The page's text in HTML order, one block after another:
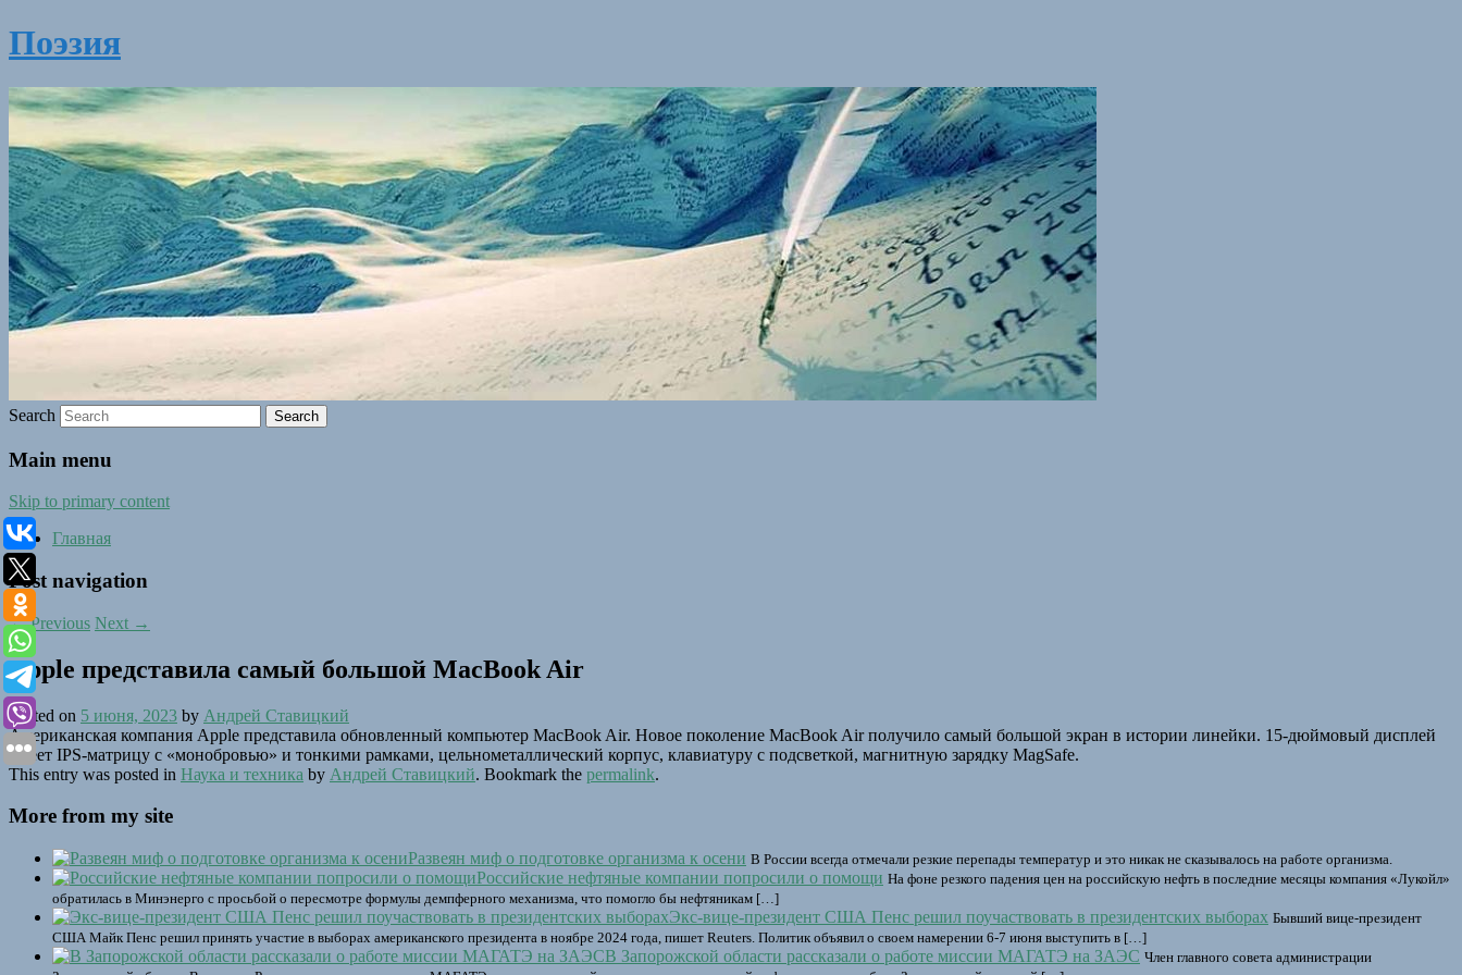
Поэзия
Search
Main menu
Skip to primary content
Главная
Post navigation
←Previous Next →
Apple представила самый большой MacBook Air
Posted on 5 июня, 2023 by Андрей Ставицкий
Американская компания Apple представила обновленный компьютер MacBook Air. Новое поколение MacBook Air получило самый большой экран в истории линейки. 15-дюймовый дисплей
имеет IPS-матрицу с «монобровью» и тонкими рамками, цельнометаллический корпус, клавиатуру с подсветкой, магнитную зарядку MagSafe.
This entry was posted in Наука и техника by Андрей Ставицкий. Bookmark the permalink.
More from my site
Развеян миф о подготовке организма к осени В России всегда отмечали резкие перепады температур и это никак не сказывалось на работе организма.
Российские нефтяные компании попросили о помощи На фоне резкого падения цен на российскую нефть в последние месяцы компания «Лукойл»
обратилась в Минэнерго с просьбой о пересмотре формулы демпферного механизма, что помогло бы нефтяникам […]
Экс-вице-президент США Пенс решил поучаствовать в президентских выборах Бывший вице-президент
США Майк Пенс решил принять участие в выборах американского президента в ноябре 2024 года, пишет Reuters. Политик объявил о своем намерении 6-7 июня выступить в […]
В Запорожской области рассказали о работе миссии МАГАТЭ на ЗАЭС Член главного совета администрации